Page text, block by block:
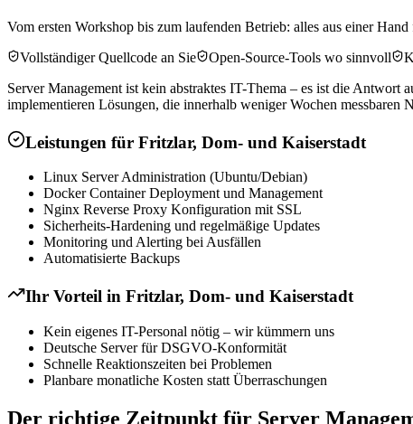
Vom ersten Workshop bis zum laufenden Betrieb: alles aus einer
Vollständiger Quellcode an Sie
Open-Source-Tools wo sinnvoll
Server Management ist kein abstraktes IT-Thema – es ist die
implementieren Lösungen, die innerhalb weniger Wochen messbaren
Leistungen für Fritzlar, Dom- und Kaiserstadt
Linux Server Administration (Ubuntu/Debian)
Docker Container Deployment und Management
Nginx Reverse Proxy Konfiguration mit SSL
Sicherheits-Hardening und regelmäßige Updates
Monitoring und Alerting bei Ausfällen
Automatisierte Backups
Ihr Vorteil in Fritzlar, Dom- und Kaiserstadt
Kein eigenes IT-Personal nötig – wir kümmern uns
Deutsche Server für DSGVO-Konformität
Schnelle Reaktionszeiten bei Problemen
Planbare monatliche Kosten statt Überraschungen
Der richtige Zeitpunkt für Server